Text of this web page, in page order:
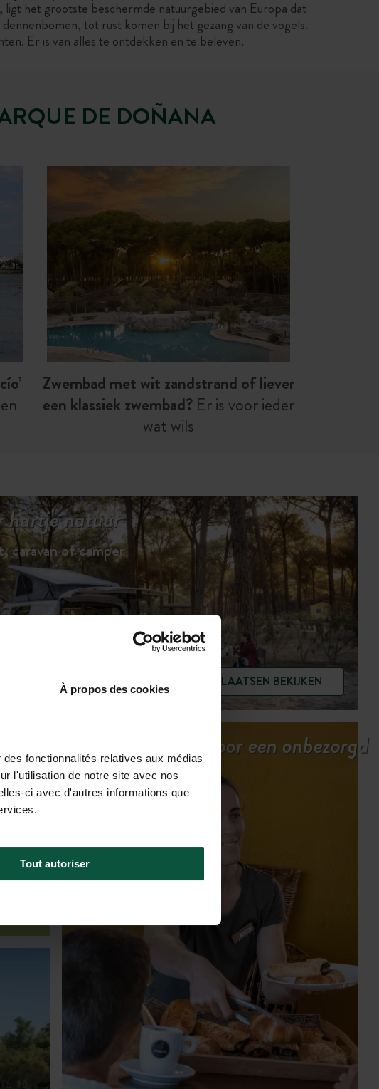
À propos des cookies
fonctionnalités relatives aux médias
l'utilisation de notre site avec nos
ci avec d'autres informations que
Tout autoriser
, ligt het grootste beschermde natuurgebied van Europa dat
tot rust komen bij het gezang van de vogels.
Er is van alles te ontdekken en te beleven.
DE DOÑANA
Zwembad met wit zandstrand of liever
een klassiek zwembad? Er is voor ieder
wat wils
hartje natuur
caravan of camper
DE STAANPLAATSEN BEKIJKEN
Alle prestaties voor een onbezorgd
verblijf